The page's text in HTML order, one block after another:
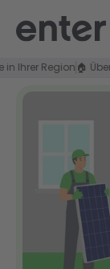
Region🏠 Über